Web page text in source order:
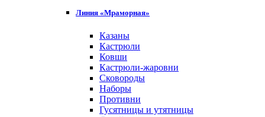
Линия «Мраморная»
Казаны
Кастрюли
Ковши
Кастрюли-жаровни
Сковороды
Наборы
Противни
Гусятницы и утятницы